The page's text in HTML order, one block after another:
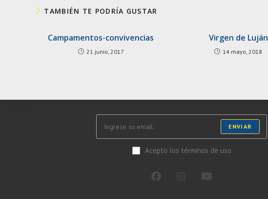
TAMBIÉN TE PODRÍA GUSTAR
Campamentos-convivencias
21 junio, 2017
Virgen de Luján
14 mayo, 2018
ENVIAR
Acepto los términos de uso